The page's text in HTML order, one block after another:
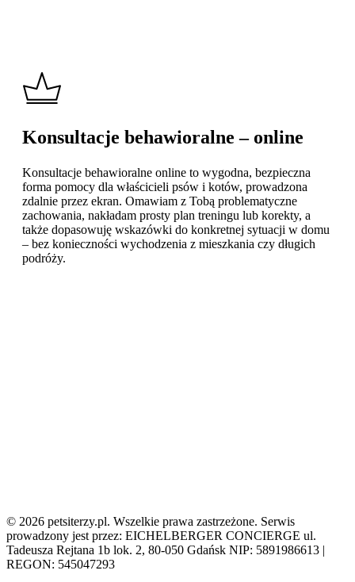
Konsultacje behawioralne – online
Konsultacje behawioralne online to wygodna, bezpieczna
forma pomocy dla właścicieli psów i kotów, prowadzona
zdalnie przez ekran. Omawiam z Tobą problematyczne
zachowania, nakładam prosty plan treningu lub korekty, a
także dopasowuję wskazówki do konkretnej sytuacji w domu
– bez konieczności wychodzenia z mieszkania czy długich
podróży.
© 2026 petsiterzy.pl. Wszelkie prawa zastrzeżone. Serwis
prowadzony jest przez: EICHELBERGER CONCIERGE ul.
Tadeusza Rejtana 1b lok. 2, 80-050 Gdańsk NIP: 5891986613 |
REGON: 545047293